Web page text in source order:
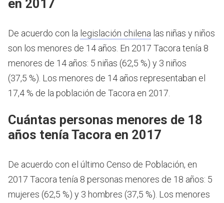
en 2017
De acuerdo con la legislación chilena las niñas y niños
son los menores de 14 años. En 2017 Tacora tenía 8
menores de 14 años: 5 niñas (62,5 %) y 3 niños
(37,5 %). Los menores de 14 años representaban el
17,4 % de la población de Tacora en 2017.
Cuántas personas menores de 18
años tenía Tacora en 2017
De acuerdo con el último Censo de Población, en
2017 Tacora tenía 8 personas menores de 18 años: 5
mujeres (62,5 %) y 3 hombres (37,5 %). Los menores